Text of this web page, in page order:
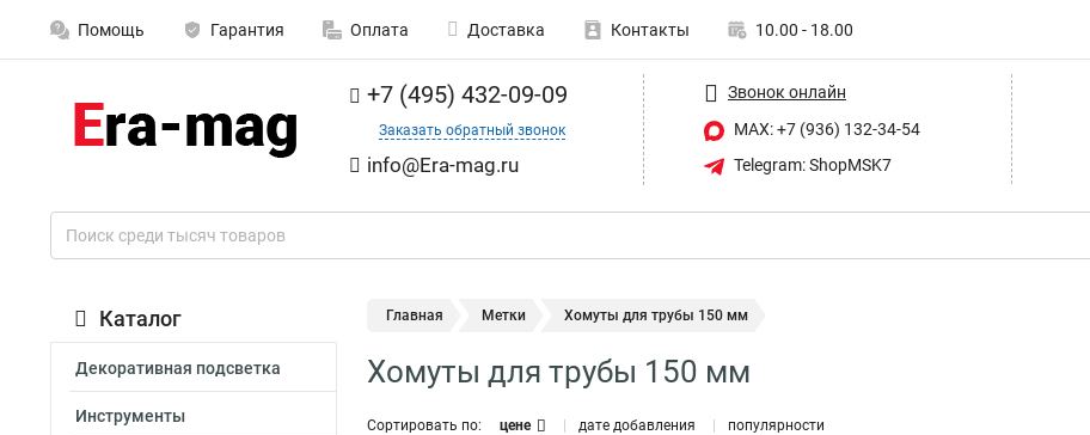
Помощь Гарантия Оплата Доставка Контакты 10.00 - 18.00
+7 (495) 432-09-09
Заказать обратный звонок
info@Era-mag.ru
Звонок онлайн
MAX: +7 (936) 132-34-54
Telegram: ShopMSK7
Каталог
Декоративная подсветка
Инструменты
Главная Метки Хомуты для трубы 150 мм
Хомуты для трубы 150 мм
Сортировать по: цене дате добавления популярности